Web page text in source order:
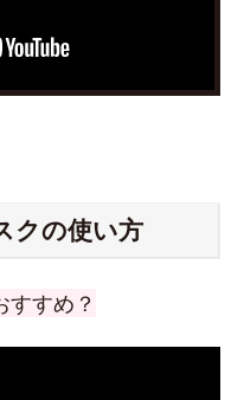
クの使い方
すすめ？